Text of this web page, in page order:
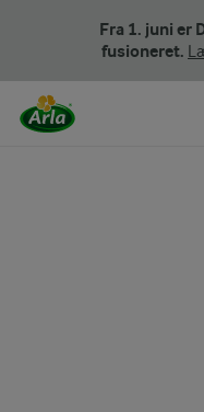
Fra 1. juni er
fusioneret.